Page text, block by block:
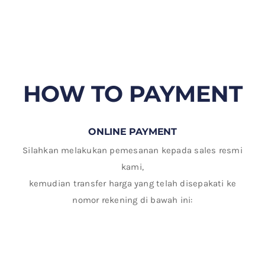
HOW TO PAYMENT
ONLINE PAYMENT
Silahkan melakukan pemesanan kepada sales resmi
kami,
kemudian transfer harga yang telah disepakati ke
nomor rekening di bawah ini: